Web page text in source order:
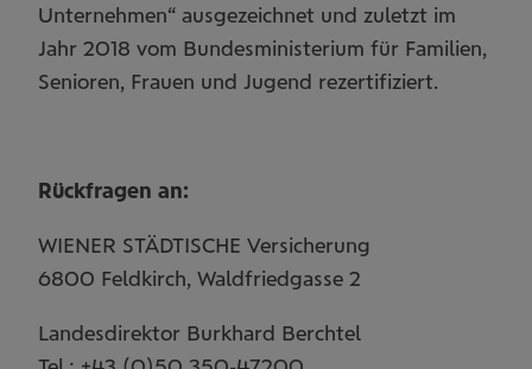
Unternehmen“ ausgezeichnet und zuletzt im
Jahr 2018 vom Bundesministerium für Familien,
Senioren, Frauen und Jugend rezertifiziert.
Rückfragen an:
WIENER STÄDTISCHE Versicherung
6800 Feldkirch, Waldfriedgasse 2
Landesdirektor Burkhard Berchtel